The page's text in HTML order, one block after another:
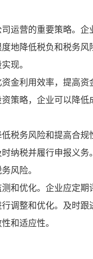
运营的重要策略。企
地降低税负和税务风
现。
金利用效率，提高资
策略，企业可以降低
税务风险和提高合规
纳税并履行申报义务
风险。
和优化。企业应定期
调整和优化。及时跟
和适应性。